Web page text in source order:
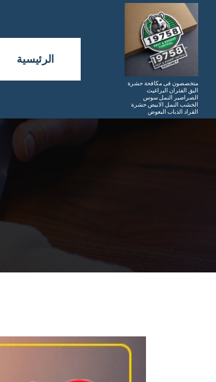
التجاوز
المحتوى
متخصصون فى مكافحة حشرة
البق الفئران البراغيث
الصراصير النمل سوس
الخشب النمل الابيض حشرة
القراد الذباب البعوض
الرئيسية